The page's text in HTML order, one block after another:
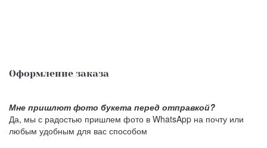
Оформление заказа
Мне пришлют фото букета перед отправкой?
Да, мы с радостью пришлем фото в WhatsApp на почту или
любым удобным для вас способом